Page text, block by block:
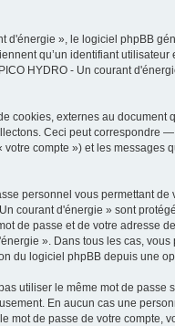
d'énergie », le logiciel phpBB
qu’un identifiant
HYDRO - Un courant
cookies, externes au
Ceci peut correspondre
compte ») et les messages
personnel vous permettant
courant d'énergie » sont
de passe et de votre adresse
». Dans tous les cas,
du logiciel phpBB depuis une
utiliser le même mot de passe
En aucun cas une
de passe de votre compte,